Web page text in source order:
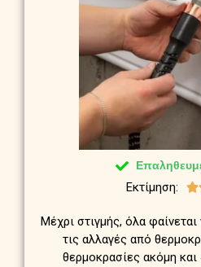
Εκτίμηση: 
Μέχρι στιγμής, όλα
τις αλλαγές από
θερμοκρασίες ακόμη